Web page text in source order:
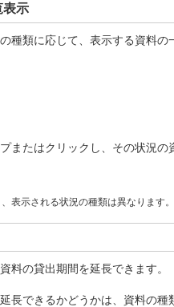
表示
種類に応じて、表示する資料の
またはクリックし、その状況の
表示される状況の種類は異なります。
料の貸出期間を延長できます。
長できるかどうかは、資料の